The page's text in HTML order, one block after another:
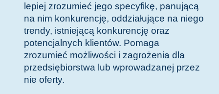
lepiej zrozumieć jego specyfikę, panującą
na nim konkurencję, oddziałujące na niego
trendy, istniejącą konkurencję oraz
potencjalnych klientów. Pomaga
zrozumieć możliwości i zagrożenia dla
przedsiębiorstwa lub wprowadzanej przez
nie oferty.